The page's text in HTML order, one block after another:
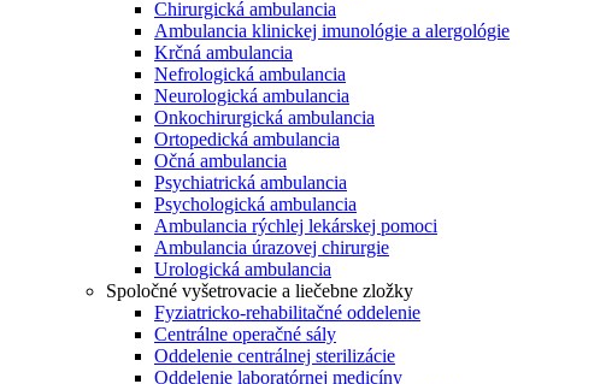
Chirurgická ambulancia
Ambulancia klinickej imunológie a alergológie
Krčná ambulancia
Nefrologická ambulancia
Neurologická ambulancia
Onkochirurgická ambulancia
Ortopedická ambulancia
Očná ambulancia
Psychiatrická ambulancia
Psychologická ambulancia
Ambulancia rýchlej lekárskej pomoci
Ambulancia úrazovej chirurgie
Urologická ambulancia
Spoločné vyšetrovacie a liečebne zložky
Fyziatricko-rehabilitačné oddelenie
Centrálne operačné sály
Oddelenie centrálnej sterilizácie
Oddelenie laboratórnej medicíny